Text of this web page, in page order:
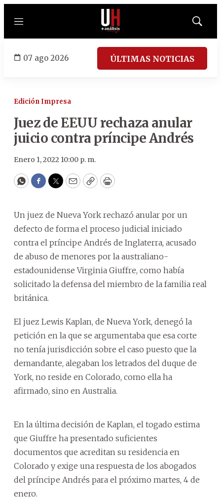
Menú
Mostrar
07 ago 2026 ÚLTIMAS NOTICIAS
Edición Impresa
Juez de EEUU rechaza anular
juicio contra príncipe Andrés
Enero 1, 2022 10:00 p. m.
WhatsApp
Facebook
Twitter
EmailCopyPrint
Un juez de Nueva York rechazó anular por un
defecto de forma el proceso judicial iniciado
contra el príncipe Andrés de Inglaterra, acusado
de abuso de menores por la australiano-
estadounidense Virginia Giuffre, como había
solicitado la defensa del miembro de la familia real
británica.
El juez Lewis Kaplan, de Nueva York, denegó la
petición en la que se argumentaba que esa corte
no tenía jurisdicción sobre el caso puesto que la
demandante, alegaban los letrados del duque de
York, no reside en Colorado, como ella ha
afirmado, sino en Australia.
En la última decisión de Kaplan, el togado estima
que Giuffre ha presentado suficientes
documentos que acreditan su residencia en
Colorado y exige una respuesta de los abogados
del príncipe Andrés para el próximo martes, 4 de
enero.